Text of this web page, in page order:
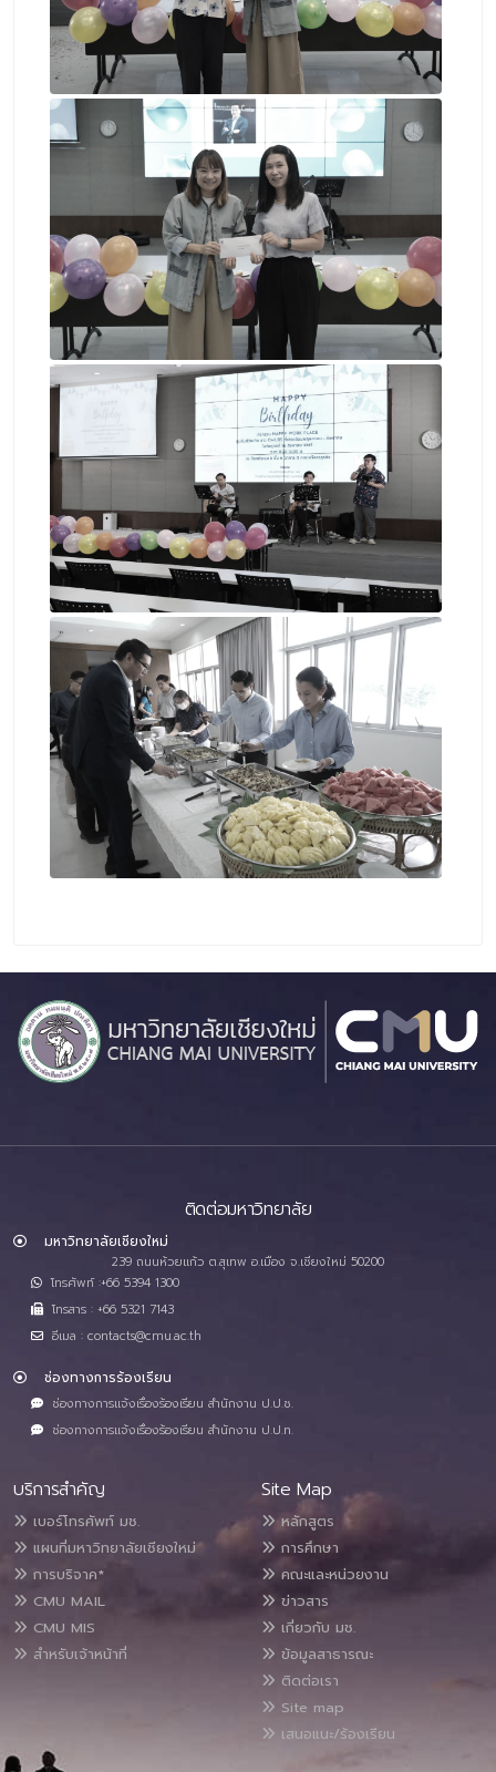
ติดต่อมหาวิทยาลัย
มหาวิทยาลัยเชียงใหม่
239 ถนนห้วยแก้ว ต.สุเทพ อ.เมือง จ.เชียงใหม่ 50200
โทรศัพท์ :+66 5394 1300
โทรสาร : +66 5321 7143
อีเมล : contacts@cmu.ac.th
ช่องทางการร้องเรียน
ช่องทางการแจ้งเรื่องร้องเรียน สำนักงาน ป.ป.ช.
ช่องทางการแจ้งเรื่องร้องเรียน สำนักงาน ป.ป.ท.
บริการสำคัญ
เบอร์โทรศัพท์ มช.
แผนที่มหาวิทยาลัยเชียงใหม่
การบริจาค*
CMU MAIL
CMU MIS
สำหรับเจ้าหน้าที่
Site Map
หลักสูตร
การศึกษา
คณะและหน่วยงาน
ข่าวสาร
เกี่ยวกับ มช.
ข้อมูลสาธารณะ
ติดต่อเรา
Site map
เสนอแนะ/ร้องเรียน